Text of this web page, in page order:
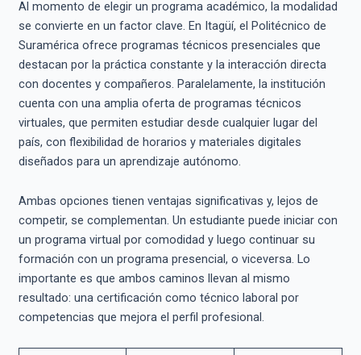
Al momento de elegir un programa académico, la modalidad
se convierte en un factor clave. En Itagüí, el Politécnico de
Suramérica ofrece programas técnicos presenciales que
destacan por la práctica constante y la interacción directa
con docentes y compañeros. Paralelamente, la institución
cuenta con una amplia oferta de programas técnicos
virtuales, que permiten estudiar desde cualquier lugar del
país, con flexibilidad de horarios y materiales digitales
diseñados para un aprendizaje autónomo.
Ambas opciones tienen ventajas significativas y, lejos de
competir, se complementan. Un estudiante puede iniciar con
un programa virtual por comodidad y luego continuar su
formación con un programa presencial, o viceversa. Lo
importante es que ambos caminos llevan al mismo
resultado: una certificación como técnico laboral por
competencias que mejora el perfil profesional.